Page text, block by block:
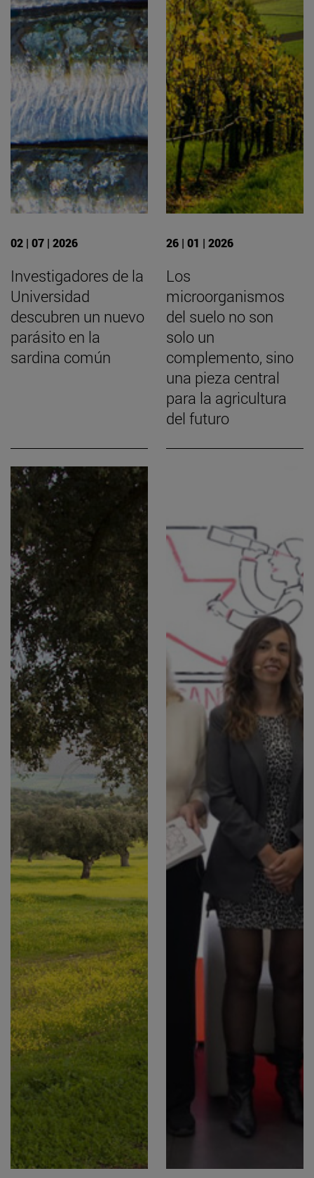
02 | 07 | 2026
Investigadores de la
Universidad
descubren un nuevo
parásito en la
sardina común
26 | 01 | 2026
Los
microorganismos
del suelo no son
solo un
complemento, sino
una pieza central
para la agricultura
del futuro